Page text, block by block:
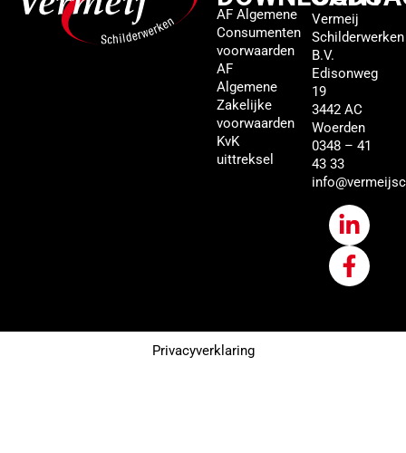
AF Algemene
Consumenten
voorwaarden
AF
Algemene
Zakelijke
voorwaarden
KvK
uittreksel
Vermeij
Schilderwerken
B.V.
Edisonweg
19
3442 AC
Woerden
0348 – 41
43 33
Privacyverklaring